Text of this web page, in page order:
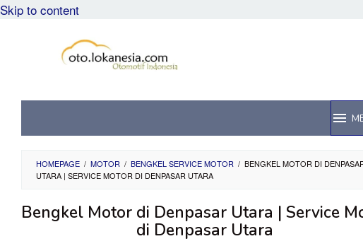
Skip to content
HOMEPAGE / MOTOR / BENGKEL SERVICE MOTOR / BENGKEL MOTOR DI
UTARA | SERVICE MOTOR DI DENPASAR UTARA
Bengkel Motor di Denpasar Utara | Service
di Denpasar Utara